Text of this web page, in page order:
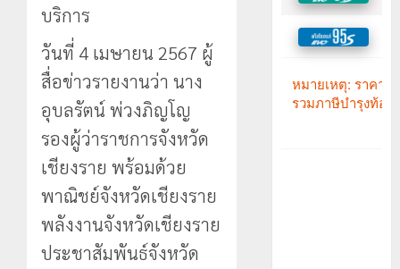
บริการ
วันที่ 4 เมษายน 2567 ผู้
สื่อข่าวรายงานว่า นาง
อุบลรัตน์ พ่วงภิญโญ
รองผู้ว่าราชการจังหวัด
เชียงราย พร้อมด้วย
พาณิชย์จังหวัดเชียงราย
พลังงานจังหวัดเชียงราย
ประชาสัมพันธ์จังหวัด